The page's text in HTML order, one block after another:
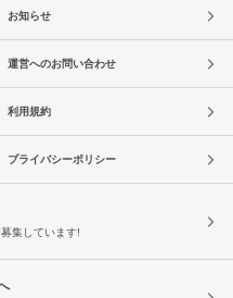
お知らせ
運営へのお問い合わせ
利用規約
プライバシーポリシー
集しています!